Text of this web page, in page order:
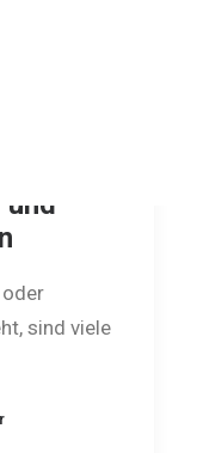
oder
sind viele